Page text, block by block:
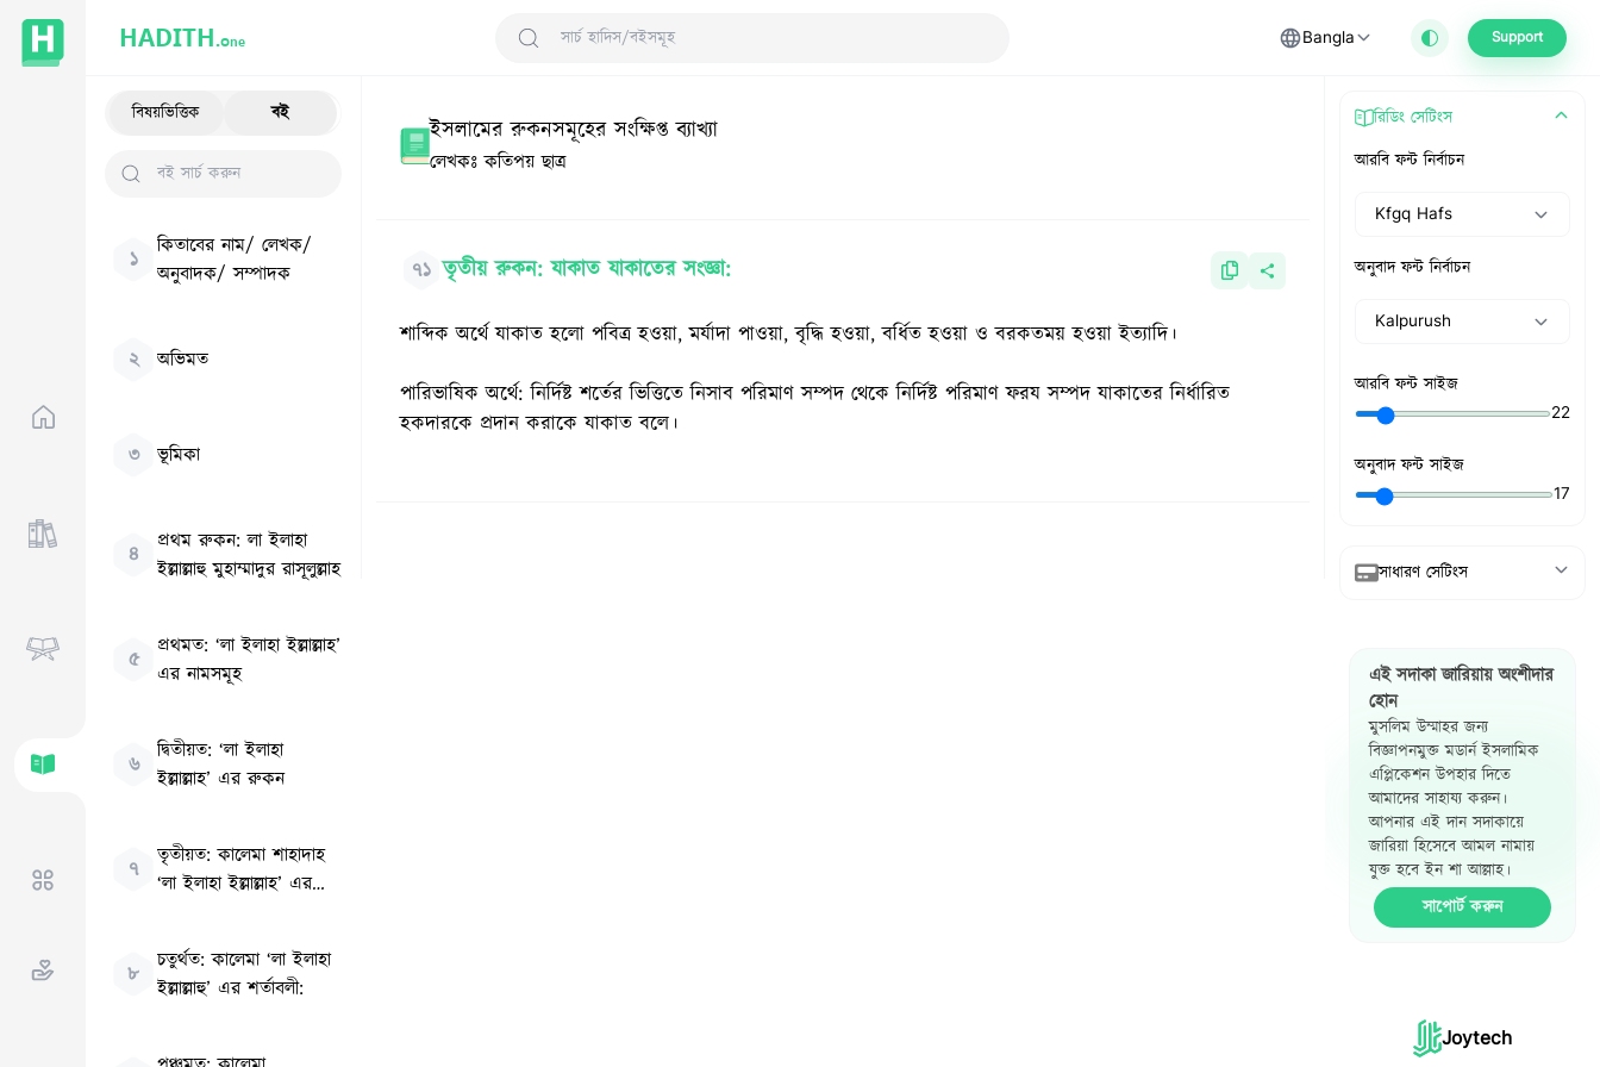
HADITH.One Search Hadith/Books Bangla Support
বিষয়ভিত্তিক বই
১
কিতাবের নাম/ লেখক/
অনুবাদক/ সম্পাদক
২ অভিমত
৩ ভূমিকা
৪
প্রথম রুকন: লা ইলাহা
ইল্লাল্লাহু মুহাম্মাদুর রাসূলুল্লাহ
৫
প্রথমত: ‘লা ইলাহা ইল্লাল্লাহ’
এর নামসমূহ
৬
দ্বিতীয়ত: ‘লা ইলাহা
ইল্লাল্লাহ’ এর রুকন
৭
তৃতীয়ত: কালেমা শাহাদাহ
‘লা ইলাহা ইল্লাল্লাহ’ এর
৮
চতুর্থত: কালেমা ‘লা ইলাহা
ইল্লাল্লাহু’ এর শর্তাবলী:
ইসলামের রুকনসমূহের সংক্ষিপ্ত ব্যাখ্যা
লেখকঃ কতিপয় ছাত্র
৭১ তৃতীয় রুকন: যাকাত যাকাতের সংজ্ঞা:
শাব্দিক অর্থে যাকাত হলো পবিত্র হওয়া, মর্যাদা পাওয়া, বৃদ্ধি হওয়া, বর্ধিত হওয়া ও বরকতময় হওয়া ইত্যাদি।
পারিভাষিক অর্থে: নির্দিষ্ট শর্তের ভিত্তিতে নিসাব পরিমাণ সম্পদ থেকে নির্দিষ্ট পরিমাণ ফরয সম্পদ যাকাতের নির্ধারিত
হকদারকে প্রদান করাকে যাকাত বলে।
রিডিং সেটিংস
আরবি ফন্ট নির্বাচন
Kfgq Hafs
অনুবাদ ফন্ট নির্বাচন
Kalpurush
আরবি ফন্ট সাইজ
22
অনুবাদ ফন্ট সাইজ
17
সাধারণ সেটিংস
অনুবাদ দেখান
রেফারেন্স দেখান
হাদিস পাশাপাশি
দেখান
এই সদাকা জারিয়ায় অংশীদার
হোন
মুসলিম উম্মাহর জন্য
বিজ্ঞাপনমুক্ত মডার্ন ইসলামিক
এপ্লিকেশন উপহার দিতে
আমাদের সাহায্য করুন।
আপনার এই দান সদাকায়ে
জারিয়া হিসেবে আমল নামায়
যুক্ত হবে ইন শা আল্লাহ।
সাপোর্ট করুন
Joytech